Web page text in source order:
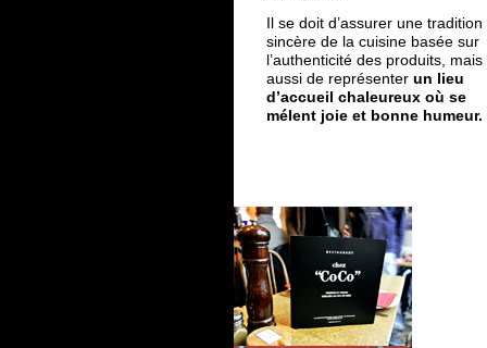
Il se doit d’assurer une tradition
sincère de la cuisine basée sur
l’authenticité des produits, mais
aussi de représenter un lieu
d’accueil chaleureux où se
mélent joie et bonne humeur.